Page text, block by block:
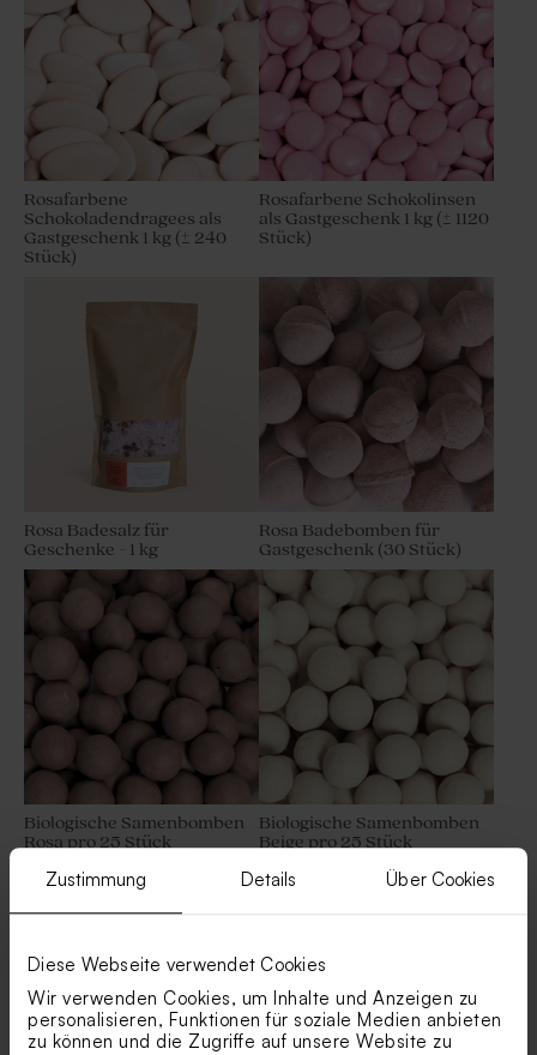
Zustimmung Details Über Cookies
Diese Webseite verwendet Cookies
Wir verwenden Cookies, um Inhalte und Anzeigen zu
personalisieren, Funktionen für soziale Medien anbieten
zu können und die Zugriffe auf unsere Website zu
Rosafarbene
Schokoladendragees als
Gastgeschenk 1 kg (± 240
Stück)
Rosafarbene Schokolinsen
als Gastgeschenk 1 kg (± 1120
Stück)
Rosa Badesalz für
Geschenke - 1 kg
Rosa Badebomben für
Gastgeschenk (30 Stück)
Biologische Samenbomben
Rosa pro 25 Stück
Biologische Samenbomben
Beige pro 25 Stück
Zusatzprodukte